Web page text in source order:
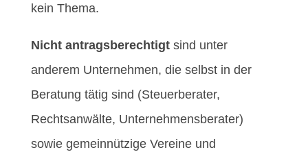
kein Thema.
Nicht antragsberechtigtsind unter
anderem Unternehmen, die selbst in der
Beratung tätig sind (Steuerberater,
Rechtsanwälte, Unternehmensberater)
sowie gemeinnützige Vereine und